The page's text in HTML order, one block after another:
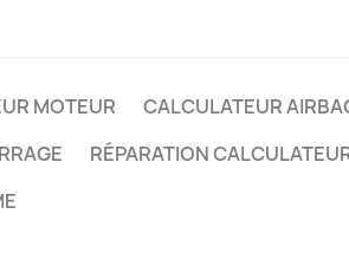
MOTEUR CALCULATEUR
RÉPARATION